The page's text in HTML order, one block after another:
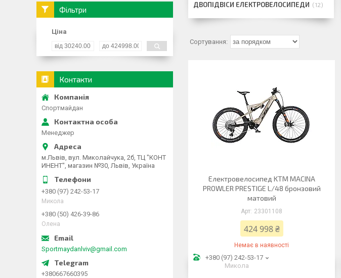
ДВОПІДВІСИ ЕЛЕКТРОВЕЛОСИПЕДИ 12
Електровелосипед KTM MACINA
PROWLER PRESTIGE L/48 бронзовий
матовий
23301108
424 998 ₴
Немає в наявності
+380 (97) 242-53-17
Микола
Фільтри
Ціна
Контакти
Спортмайдан
Менеджер
м.Львів, вул. Миколайчука, 2б, ТЦ "КОНТ
ИНЕНТ", магазин №30, Львів, Україна
+380 (97) 242-53-17
Микола
+380 (50) 426-39-86
Олена
Sportmaydanlviv@gmail.com
+380667660395